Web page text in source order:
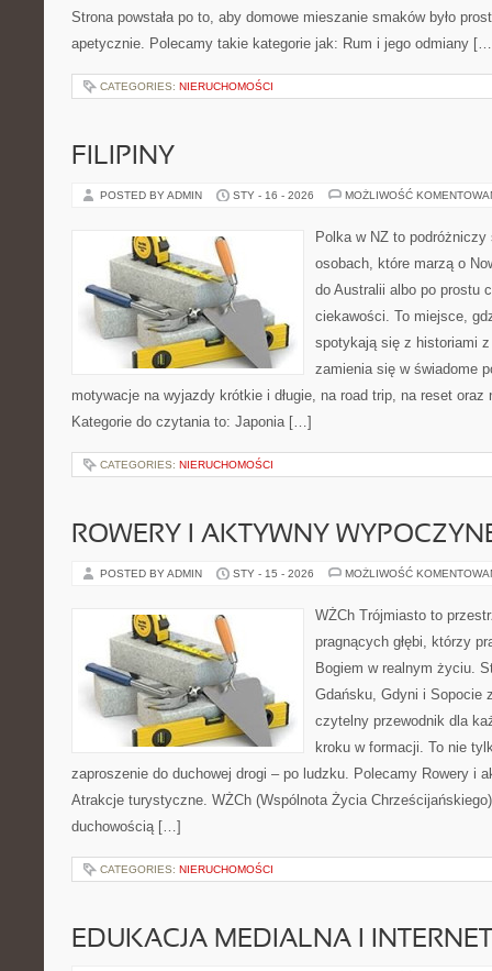
Strona powstała po to, aby domowe mieszanie smaków było
apetycznie. Polecamy takie kategorie jak: Rum i jego odmiany
CATEGORIES: NIERUCHOMOŚCI
FILIPINY
POSTED BY ADMIN STY - 16 - 2026 MOŻLIWOŚĆ
Polka w NZ to
osobach, które marzą o
do Australii albo po prostu
ciekawości. To miejsce,
spotykają się z historiami
zamienia się w świadome
motywacje na wyjazdy krótkie i długie, na road trip, na reset oraz
Kategorie do czytania to: Japonia […]
CATEGORIES: NIERUCHOMOŚCI
ROWERY I AKTYWNY
POSTED BY ADMIN STY - 15 - 2026 MOŻLIWOŚĆ
WŻCh Trójmiasto to
pragnących głębi, którzy
Bogiem w realnym życiu.
Gdańsku, Gdyni i Sopocie
czytelny przewodnik dla
kroku w formacji. To nie
zaproszenie do duchowej drogi – po ludzku. Polecamy Rowery i
Atrakcje turystyczne. WŻCh (Wspólnota Życia
duchowością […]
CATEGORIES: NIERUCHOMOŚCI
EDUKACJA MEDIALNA I